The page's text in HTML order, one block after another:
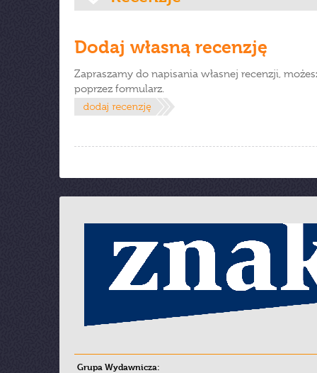
Dodaj własną recenzję
Zapraszamy do napisania własnej recenzji,
poprzez formularz.
Grupa Wydawnicza: